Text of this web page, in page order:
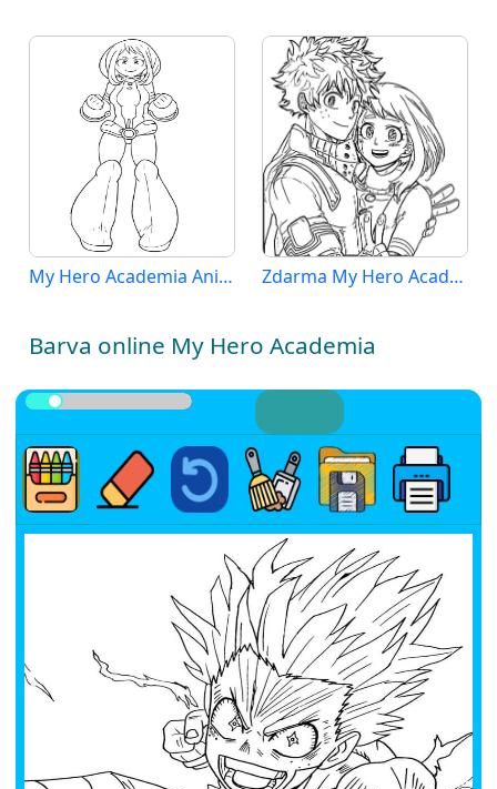
My Hero Academia Anime Zdarma My Hero Academia
Barva online My Hero Academia